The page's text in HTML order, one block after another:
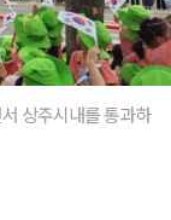
상주시내를 통과하